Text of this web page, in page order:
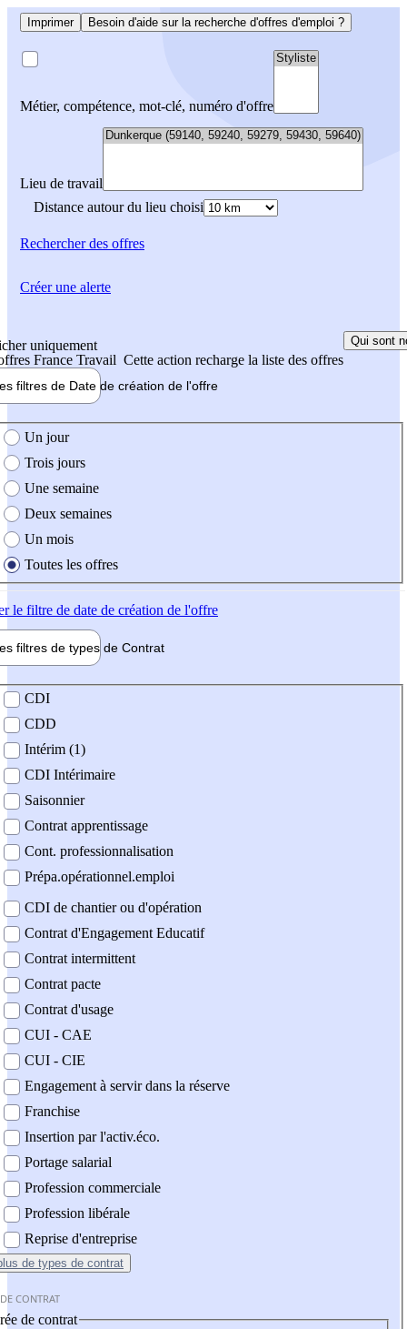
Imprimer Besoin d'aide sur la recherche d'offres d'emploi ?
Métier, compétence, mot-clé, numéro d'offre
Lieu de travail
Distance autour du lieu choisi
Rechercherdes offres
uniquement
France Travail Cette action recharge la liste des offres
Qui sont
filtres de Date de création de l'offre
création de l'offre
Un jour
Trois jours
Une semaine
Deux semaines
Un mois
Toutes les offres
le filtre de date de création de l'offre
filtres de types de Contrat
contrat
CDI
CDD
Intérim (1)
CDI Intérimaire
Saisonnier
Contrat apprentissage
Cont. professionnalisation
Prépa.opérationnel.emploi
CDI de chantier ou d'opération
Contrat d'Engagement Educatif
Contrat intermittent
Contrat pacte
Contrat d'usage
CUI - CAE
CUI - CIE
Engagement à servir dans la réserve
Franchise
Insertion par l'activ.éco.
Portage salarial
Profession commerciale
Profession libérale
Reprise d'entreprise
de types de contrat
CONTRAT
de contrat
Créer une alerte